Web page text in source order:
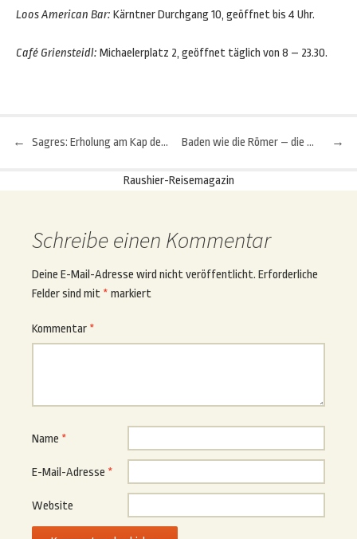
Loos American Bar: Kärntner Durchgang 10, geöffnet bis 4 Uhr.
Café Griensteidl: Michaelerplatz 2, geöffnet täglich von 8 – 23.30.
Beitragsnavigation
← Sagres: Erholung am Kap der 50 Küsten →
Baden wie die Römer – die Thermen von Saturnia
Raushier-Reisemagazin
Schreibe einen Kommentar
Deine E-Mail-Adresse wird nicht veröffentlicht. Erforderliche
Felder sind mit * markiert
Kommentar *
Name *
E-Mail-Adresse *
Website